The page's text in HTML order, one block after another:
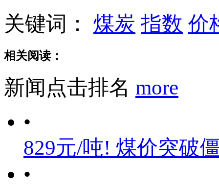
关键词： 煤炭 指数 价
相关阅读：
新闻点击排名 more
•
829元/吨! 煤价突破
•